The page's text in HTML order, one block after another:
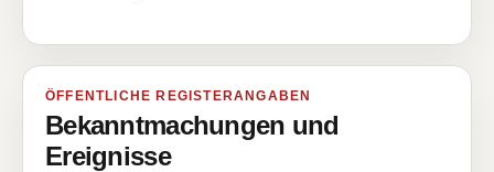
ÖFFENTLICHE REGISTERANGABEN
Bekanntmachungen und
Ereignisse